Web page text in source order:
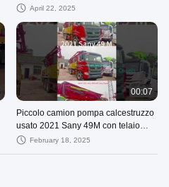
April 22, 2025
00:07
Piccolo camion pompa calcestruzzo
usato 2021 Sany 49M con telaio
Sany in Kazakistan
February 18, 2025